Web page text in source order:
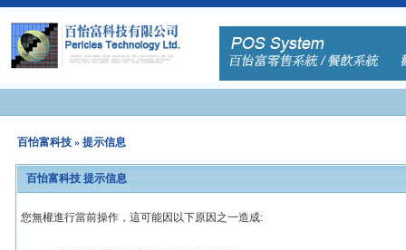
百怡富科技 » 提示信息
百怡富科技 提示信息
您無權進行當前操作，這可能因以下原因之一造成: